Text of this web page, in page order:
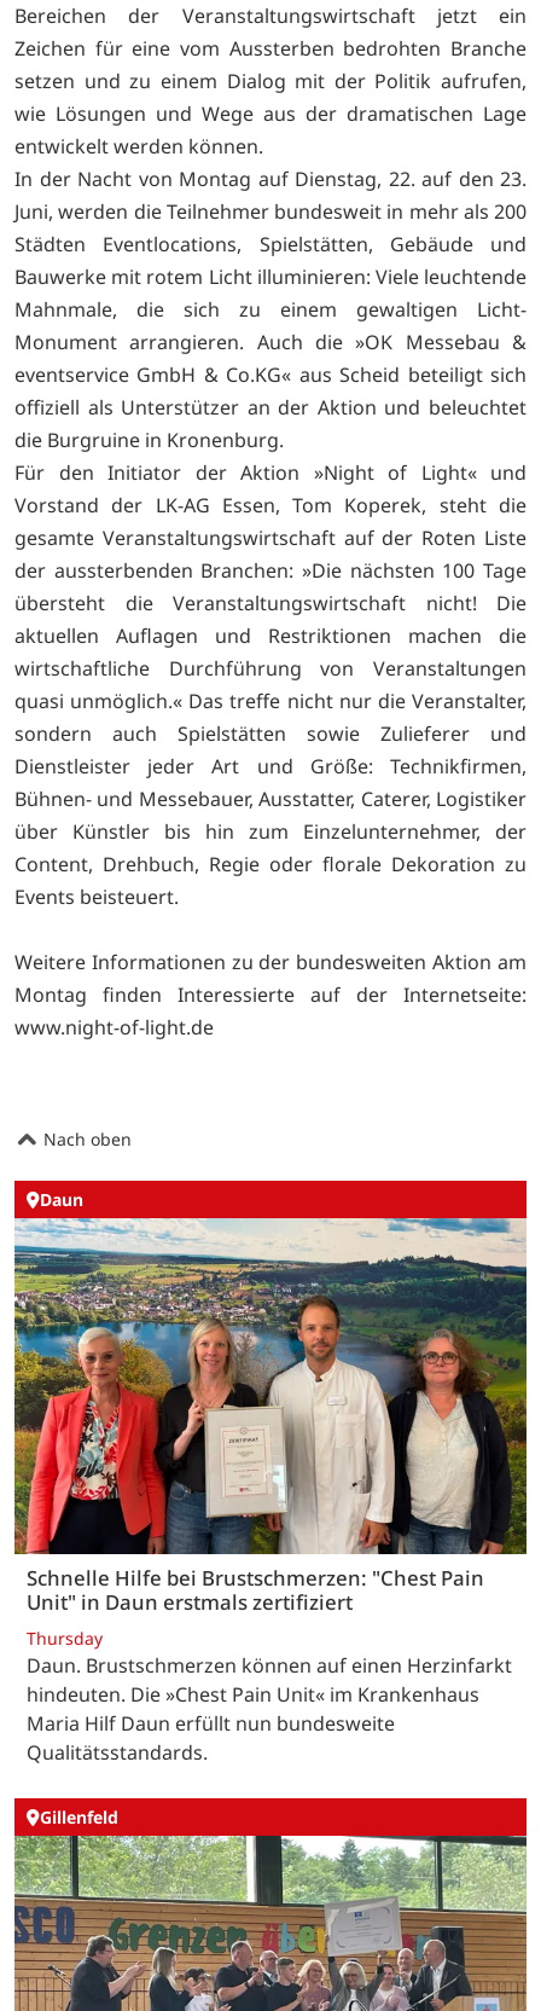
Bereichen der Veranstaltungswirtschaft jetzt ein
Zeichen für eine vom Aussterben bedrohten Branche
setzen und zu einem Dialog mit der Politik aufrufen,
wie Lösungen und Wege aus der dramatischen Lage
entwickelt werden können.
In der Nacht von Montag auf Dienstag, 22. auf den 23.
Juni, werden die Teilnehmer bundesweit in mehr als 200
Städten Eventlocations, Spielstätten, Gebäude und
Bauwerke mit rotem Licht illuminieren: Viele leuchtende
Mahnmale, die sich zu einem gewaltigen Licht-
Monument arrangieren. Auch die »OK Messebau &
eventservice GmbH & Co.KG« aus Scheid beteiligt sich
offiziell als Unterstützer an der Aktion und beleuchtet
die Burgruine in Kronenburg.
Für den Initiator der Aktion »Night of Light« und
Vorstand der LK-AG Essen, Tom Koperek, steht die
gesamte Veranstaltungswirtschaft auf der Roten Liste
der aussterbenden Branchen: »Die nächsten 100 Tage
übersteht die Veranstaltungswirtschaft nicht! Die
aktuellen Auflagen und Restriktionen machen die
wirtschaftliche Durchführung von Veranstaltungen
quasi unmöglich.« Das treffe nicht nur die Veranstalter,
sondern auch Spielstätten sowie Zulieferer und
Dienstleister jeder Art und Größe: Technikfirmen,
Bühnen- und Messebauer, Ausstatter, Caterer, Logistiker
über Künstler bis hin zum Einzelunternehmer, der
Content, Drehbuch, Regie oder florale Dekoration zu
Events beisteuert.
Weitere Informationen zu der bundesweiten Aktion am
Montag finden Interessierte auf der Internetseite:
www.night-of-light.de
Nach oben
Daun
Schnelle Hilfe bei Brustschmerzen: "Chest Pain
Unit" in Daun erstmals zertifiziert
Thursday
Daun. Brustschmerzen können auf einen Herzinfarkt
hindeuten. Die »Chest Pain Unit« im Krankenhaus
Maria Hilf Daun erfüllt nun bundesweite
Qualitätsstandards.
Gillenfeld